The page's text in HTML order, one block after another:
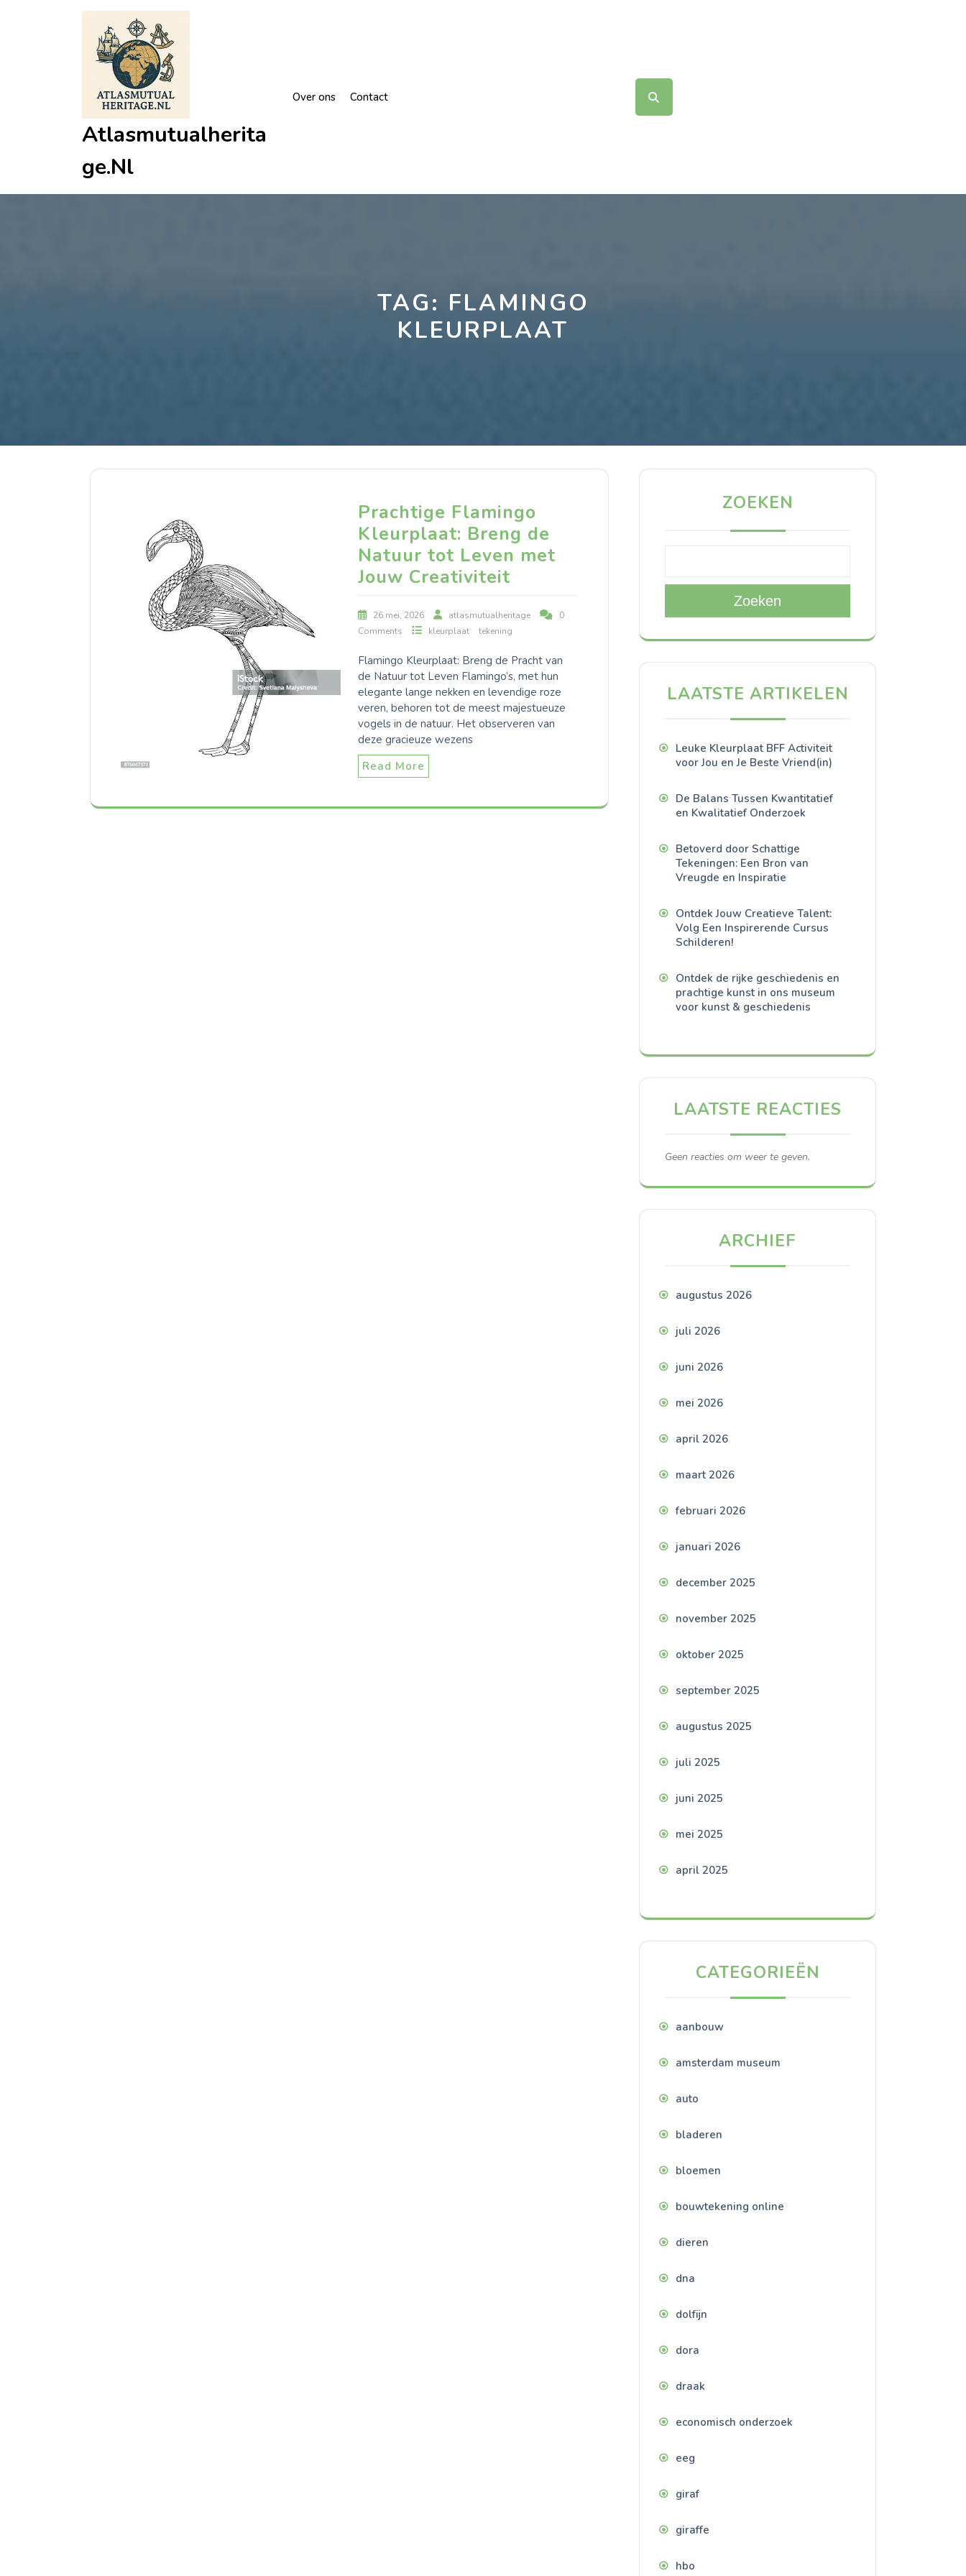
Atlasmutualherita
Ge.nl
Over ons Contact
TAG: FLAMINGO
KLEURPLAAT
Prachtige Flamingo
Kleurplaat: Breng de
Natuur tot Leven met
Jouw Creativiteit
26 mei, 2026 atlasmutualheritage
0
Comments
kleurplaat tekening
Flamingo Kleurplaat: Breng de Pracht van
de Natuur tot Leven Flamingo’s, met hun
elegante lange nekken en levendige roze
veren, behoren tot de meest majestueuze
vogels in de natuur. Het observeren van
deze gracieuze wezens
Read More
ZOEKEN
Zoeken
LAATSTE ARTIKELEN
Leuke Kleurplaat BFF Activiteit
voor Jou en Je Beste Vriend(in)
De Balans Tussen Kwantitatief
en Kwalitatief Onderzoek
Betoverd door Schattige
Tekeningen: Een Bron van
Vreugde en Inspiratie
Ontdek Jouw Creatieve Talent:
Volg Een Inspirerende Cursus
Schilderen!
Ontdek de rijke geschiedenis en
prachtige kunst in ons museum
voor kunst & geschiedenis
LAATSTE REACTIES
Geen reacties om weer te geven.
ARCHIEF
augustus 2026
juli 2026
juni 2026
mei 2026
april 2026
maart 2026
februari 2026
januari 2026
december 2025
november 2025
oktober 2025
september 2025
augustus 2025
juli 2025
juni 2025
mei 2025
april 2025
CATEGORIEËN
aanbouw
amsterdam museum
auto
bladeren
bloemen
bouwtekening online
dieren
dna
dolfijn
dora
draak
economisch onderzoek
eeg
giraf
giraffe
hbo